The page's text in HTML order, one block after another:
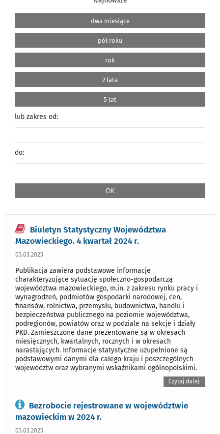
dwa miesiące
pół roku
rok
2 lata
5 lat
lub zakres od:
do:
Biuletyn Statystyczny Województwa
Mazowieckiego. 4 kwartał 2024 r.
03.03.2025
Publikacja zawiera podstawowe informacje
charakteryzujące sytuację społeczno-gospodarczą
województwa mazowieckiego, m.in. z zakresu rynku pracy i
wynagrodzeń, podmiotów gospodarki narodowej, cen,
finansów, rolnictwa, przemysłu, budownictwa, handlu i
bezpieczeństwa publicznego na poziomie województwa,
podregionów, powiatów oraz w podziale na sekcje i działy
PKD. Zamieszczone dane prezentowane są w okresach
miesięcznych, kwartalnych, rocznych i w okresach
narastających. Informacje statystyczne uzupełnione są
podstawowymi danymi dla całego kraju i poszczególnych
województw oraz wybranymi wskaźnikami ogólnopolskimi.
Czytaj dalej
Bezrobocie rejestrowane w województwie
mazowieckim w 2024 r.
03.03.2025